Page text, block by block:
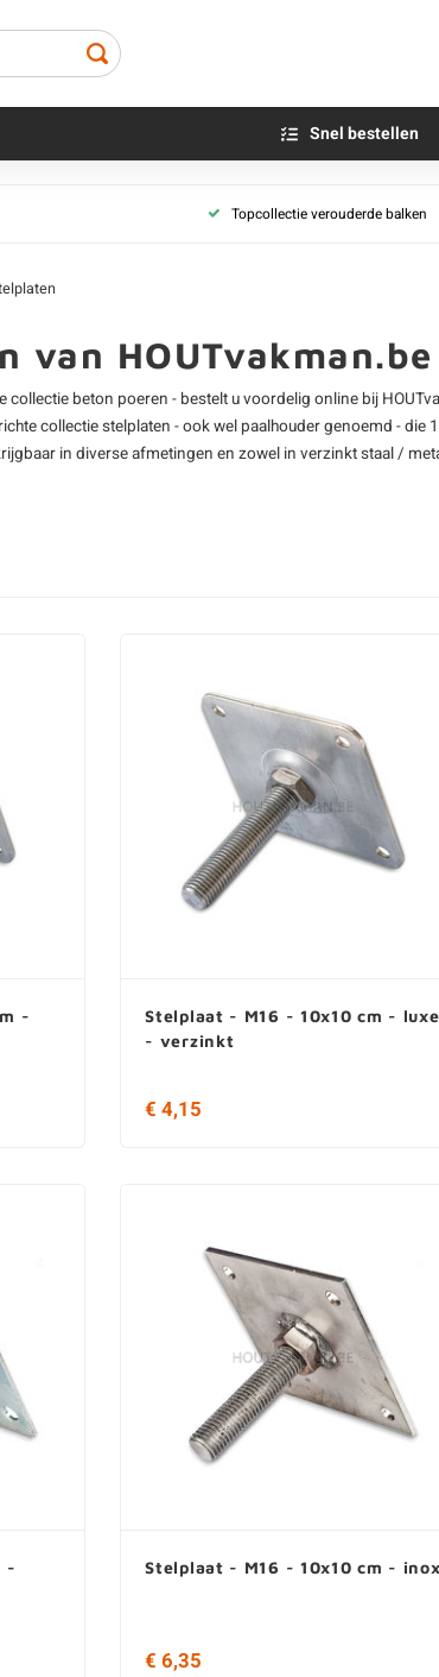
Olie en lak - voor binnen
Oxaalzuur
Houtvuller
Snel bestellen
Topcollectie verouderde balken
van HOUTvakman.be
collectiebeton poeren - bestelt u voordelig online bij
collectie stelplaten - ook welpaalhoudergenoemd - die
in diverse afmetingen en zowel in verzinkt staal /
-
Stelplaat - M16 - 10x10 cm - luxe
- verzinkt
€ 4,15
-
Stelplaat - M16 - 10x10 cm - inox
€ 6,35